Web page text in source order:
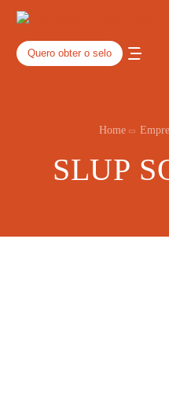
Quero obter o selo
Home
SLUP